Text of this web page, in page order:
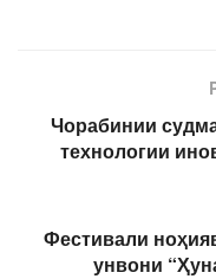
Чорабинии
технологии
Фестивали
унвони